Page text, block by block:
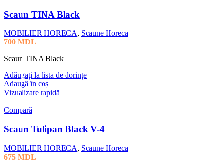
Scaun TINA Black
MOBILIER HORECA, Scaune Horeca
700 MDL
Scaun TINA Black
Adăugați la lista de dorințe
Adaugă în coș
Vizualizare rapidă
Compară
Scaun Tulipan Black V-4
MOBILIER HORECA, Scaune Horeca
675 MDL